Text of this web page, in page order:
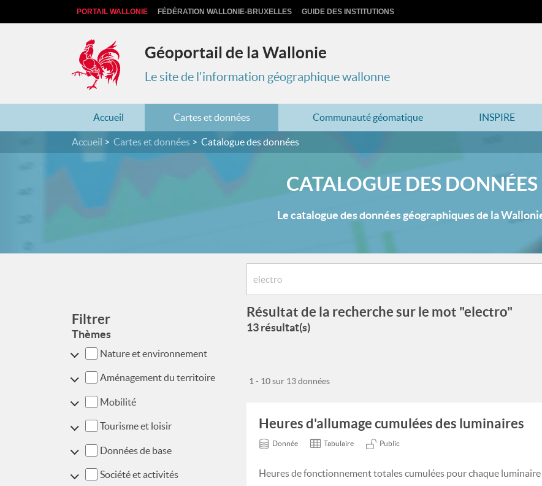
PORTAIL WALLONIE FÉDÉRATION WALLONIE-BRUXELLES GUIDE DES INSTITUTIONS
Géoportail de la Wallonie
Le site de l'information géographique wallonne
Accueil Cartes et données Communauté géomatique INSPIRE
Accueil Cartes et données Catalogue des données
CATALOGUE DES DONNÉES
Le catalogue des données géographiques de la
Filtrer
Thèmes
Nature et environnement
Aménagement du territoire
Mobilité
Tourisme et loisir
Données de base
Société et activités
Résultat de la recherche sur le mot "electro"
13 résultat(s)
1 - 10 sur 13 données
Heures d'allumage cumulées des luminaires
Donnée Tabulaire Public
Heures de fonctionnement totales cumulées pour chaque luminaire